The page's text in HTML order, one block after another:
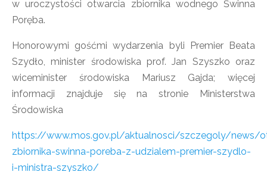
w uroczystości otwarcia zbiornika wodnego Świnna
Poręba.
Honorowymi gośćmi wydarzenia byli Premier Beata
Szydło, minister środowiska prof. Jan Szyszko oraz
wiceminister środowiska Mariusz Gajda; więcej
informacji znajduje się na stronie Ministerstwa
Środowiska
https://www.mos.gov.pl/aktualnosci/szczegoly/news/
zbiornika-swinna-poreba-z-udzialem-premier-szydlo-
i-ministra-szyszko/